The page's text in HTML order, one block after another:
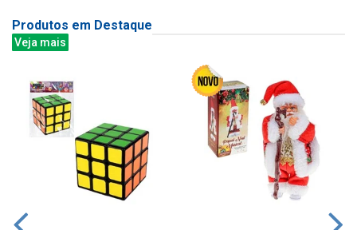
Produtos em Destaque
Veja mais